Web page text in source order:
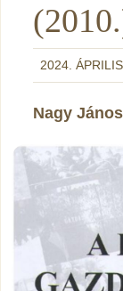
2024. ÁPRILIS
Nagy János